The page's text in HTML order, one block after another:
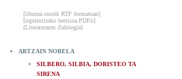
[liburua osorik RTF formatuan]
[inprimitzeko bertsioa PDFn]
[Literaturaren Zubitegia]
ARTZAIN NOBELA
SILBERO, SILBIA, DORISTEO TA
SIRENA